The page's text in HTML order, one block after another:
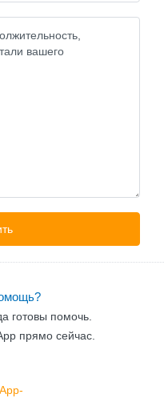
готовы помочь.
прямо сейчас.